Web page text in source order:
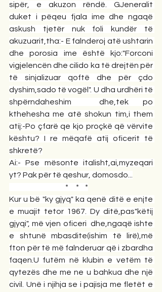
sipër, e akuzon rëndë. GJeneralit
duket i pëqeu fjala ime dhe ngaqë
askush tjetër nuk foli kundër të
akuzuarit,tha:- E falnderoj atë ushtarin
dhe porosia ime është kjo:"Forconi
vigjelencën dhe cilido ka të drejtën për
të sinjalizuar qoftë dhe për çdo
dyshim,sado të vogël". U dha urdhëri të
shpërndaheshim  dhe,tek po
kthehesha me atë shokun tim,i them
atij:-Po çfarë qe kjo proçkë që vërvite
kështu? I re mëqafë atij oficerit të
shkretë?
Ai:- Pse mësonte italisht,ai,myzeqari
yt? Pak për të qeshur, domosdo...
                                     *     *    *
Kur u bë "ky gjyq" ka qenë ditë e enjte
e muajit tetor 1967. Dy ditë,pas"këtij
gjyqi", më vjen oficeri  dhe,ngaqë ishte
e shtunë mbasdite(ishim të lirë),më
fton për të më falnderuar që i zbardha
faqen.U futëm në klubin e vetëm të
qytezës dhe me ne u bahkua dhe një
civil. Unë i njihja se i pajisja me fletët e